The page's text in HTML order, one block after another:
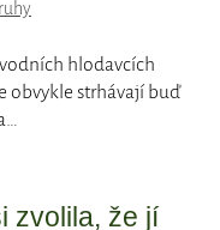
hlodavcích
obvykle strhávají buď
zvolila, že jí